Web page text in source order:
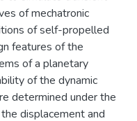
of mechatronic
of self-propelled
features of the
of a planetary
of the dynamic
determined under the
displacement and